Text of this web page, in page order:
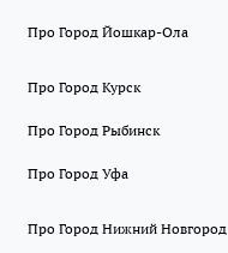
Про Город Йошкар-Ола
Про Город Курск
Про Город Рыбинск
Про Город Уфа
Про Город Нижний Новгород